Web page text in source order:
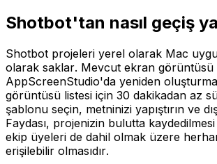
Shotbot'tan nasıl geçiş
Shotbot projeleri yerel olarak Mac
olarak saklar. Mevcut ekran görüntüsü
AppScreenStudio'da yeniden
görüntüsü listesi için 30 dakikadan az
şablonu seçin, metninizi yapıştırın ve
Faydası, projenizin bulutta
ekip üyeleri de dahil olmak üzere
erişilebilir olmasıdır.